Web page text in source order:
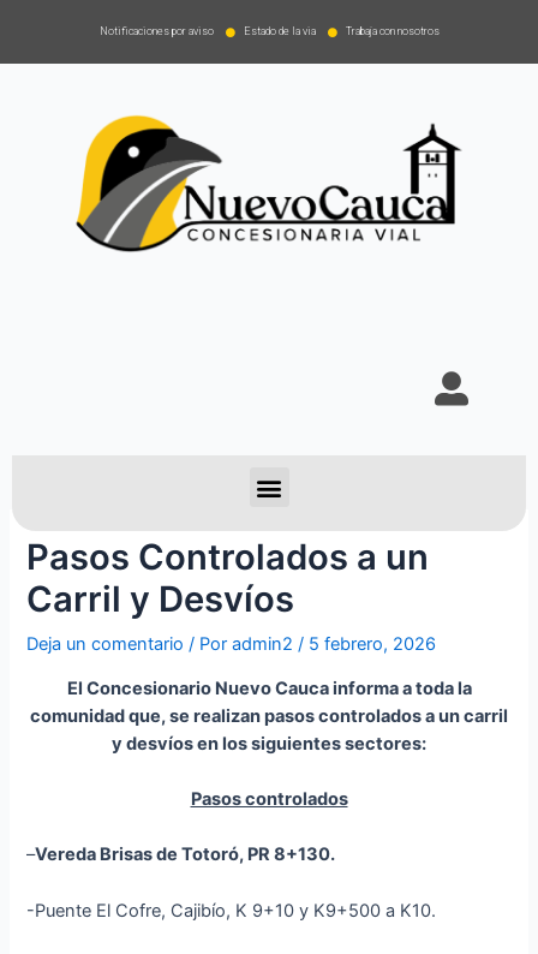
Notificaciones por aviso Estado de la via Trabaja con nosotros
Pasos Controlados a un
Carril y Desvíos
Deja un comentario / Poradmin2 / 5 febrero, 2026
El Concesionario Nuevo Cauca informa a toda la
comunidad que, se realizan pasos controlados a un carril
y desvíos en los siguientes sectores:
Pasos controlados
–Vereda Brisas de Totoró, PR 8+130.
-Puente El Cofre, Cajibío, K 9+10 y K9+500 a K10.